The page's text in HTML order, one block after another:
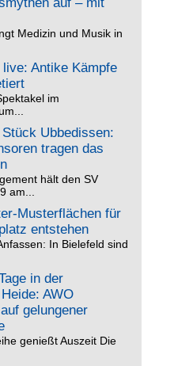
auf – mit
Medizin und Musik in
Antike Kämpfe
im
Ubbedissen:
tragen das
hält den SV
am...
Musterflächen für
entstehen
In Bielefeld sind
in der
AWO
gelungener
genießt Auszeit Die